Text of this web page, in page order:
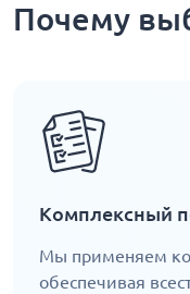
Почему
Комплексный
Мы применяем
обеспечивая